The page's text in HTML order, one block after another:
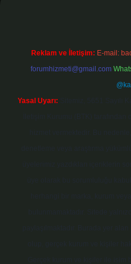
Reklam ve İletişim: E-mail:
forumhizmeti@gmail.com
Yasal Uyarı: